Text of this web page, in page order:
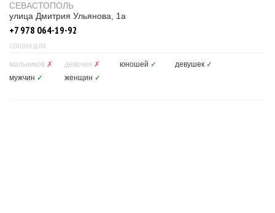
СЕВАСТОПОЛЬ
улица Дмитрия Ульянова, 1а
+7 978 064-19-92
СЕКЦИЯ ДЛЯ
мальчиков ✗ девочек ✗ юношей ✓ девушек ✓
мужчин ✓ женщин ✓